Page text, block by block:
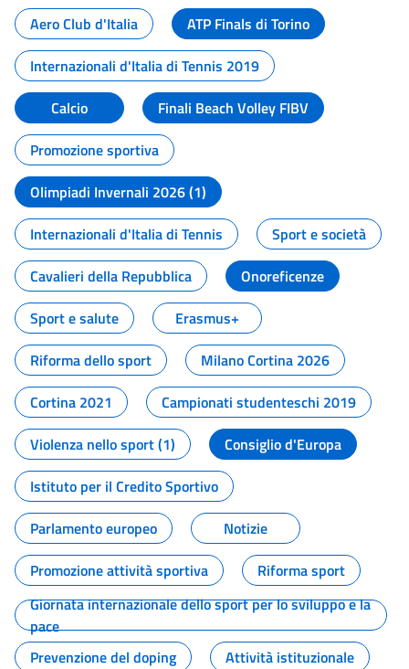
Aero Club d'Italia
ATP Finals di Torino
Internazionali d'Italia di Tennis 2019
Calcio
Finali Beach Volley FIBV
Promozione sportiva
Olimpiadi Invernali 2026 (1)
Internazionali d'Italia di Tennis
Sport e società
Cavalieri della Repubblica
Onoreficenze
Sport e salute
Erasmus+
Riforma dello sport
Milano Cortina 2026
Cortina 2021
Campionati studenteschi 2019
Violenza nello sport (1)
Consiglio d'Europa
Istituto per il Credito Sportivo
Parlamento europeo
Notizie
Promozione attività sportiva
Riforma sport
Giornata internazionale dello sport per lo sviluppo e la
pace
Prevenzione del doping
Attività istituzionale